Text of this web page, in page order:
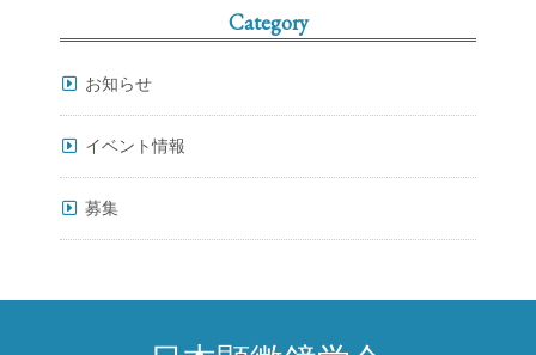
Category
お知らせ
イベント情報
募集